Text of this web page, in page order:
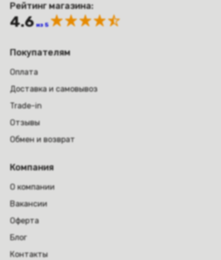
Рейтинг магазина:
4.6 из 5
Покупателям
Оплата
Доставка и самовывоз
Trade-in
Отзывы
Обмен и возврат
Компания
О компании
Вакансии
Оферта
Блог
Контакты